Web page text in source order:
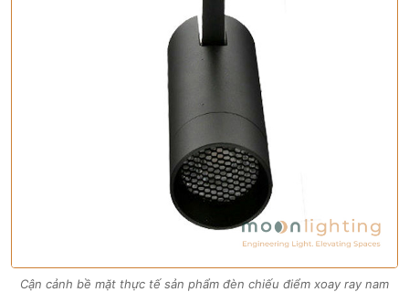
Cận cảnh bề mặt thực tế sản phẩm đèn chiếu điểm xoay ray nam